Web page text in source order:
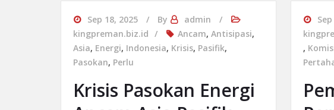
Sep 18, 2025 By
admin
kingpreman.biz.id
Ancam, Antisipasi,
Asia, Energi, Indonesia, Krisis, Pasifik,
Pasokan, Perlu
Krisis Pasokan Energi
,